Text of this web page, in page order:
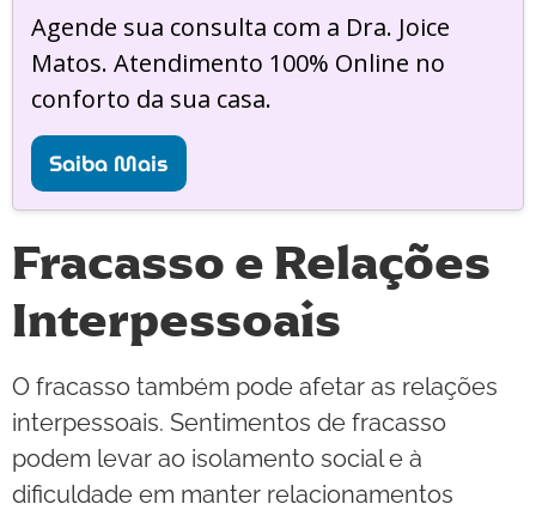
Agende sua consulta com a Dra. Joice
Matos. Atendimento 100% Online no
conforto da sua casa.
Saiba Mais
Fracasso e Relações
Interpessoais
O fracasso também pode afetar as relações
interpessoais. Sentimentos de fracasso
podem levar ao isolamento social e à
dificuldade em manter relacionamentos